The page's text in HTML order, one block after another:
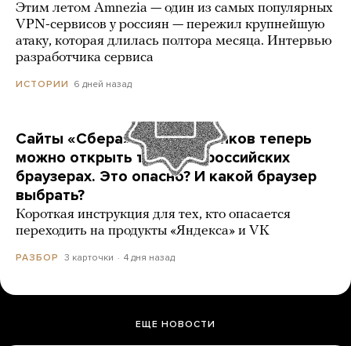
Этим летом Amnezia — один из самых популярных
VPN-сервисов у россиян — пережил крупнейшую
атаку, которая длилась полтора месяца. Интервью
разработчика сервиса
ИСТОРИИ 6 дней назад
Сайты «Сбера» и других банков теперь
можно открыть только в российских
браузерах. Это опасно? И какой браузер
выбрать?
Короткая инструкция для тех, кто опасается
переходить на продукты «Яндекса» и VK
РАЗБОР 3 карточки 4 дня назад
ЕЩЕ НОВОСТИ